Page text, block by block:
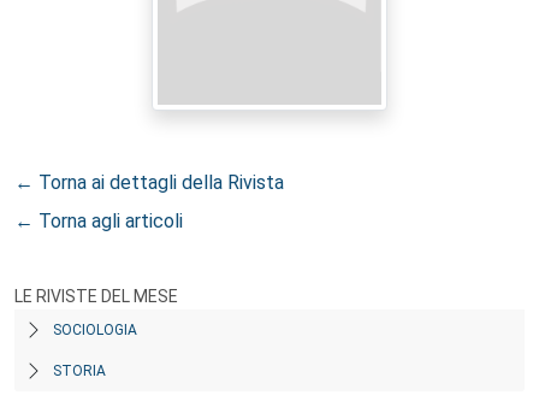
← Torna ai dettagli della Rivista
← Torna agli articoli
LE RIVISTE DEL MESE
SOCIOLOGIA
STORIA